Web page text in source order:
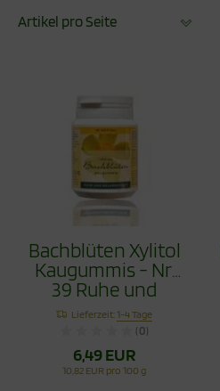
Artikel pro Seite
Bachblüten Xylitol
Kaugummis - Nr.
39 Ruhe und
Gelassenheit 60g
Lieferzeit:1-4 Tage
(0)
6,49 EUR
10,82 EUR pro 100 g